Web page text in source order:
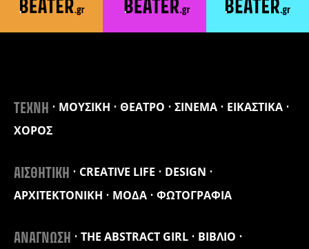
ΤΕΧΝΗ ΜΟΥΣΙΚΗ ΘΕΑΤΡΟ ΣΙΝΕΜΑ
ΕΙΚΑΣΤΙΚΑ
ΧΟΡΟΣ
ΑΙΣΘΗΤΙΚΗ CREATIVE LIFE
DESIGN
ΑΡΧΙΤΕΚΤΟΝΙΚΗ
ΜΟΔΑ ΦΩΤΟΓΡΑΦΙΑ
ΑΝΑΓΝΩΣΗ THE ABSTRACT GIRL
ΒΙΒΛΙΟ